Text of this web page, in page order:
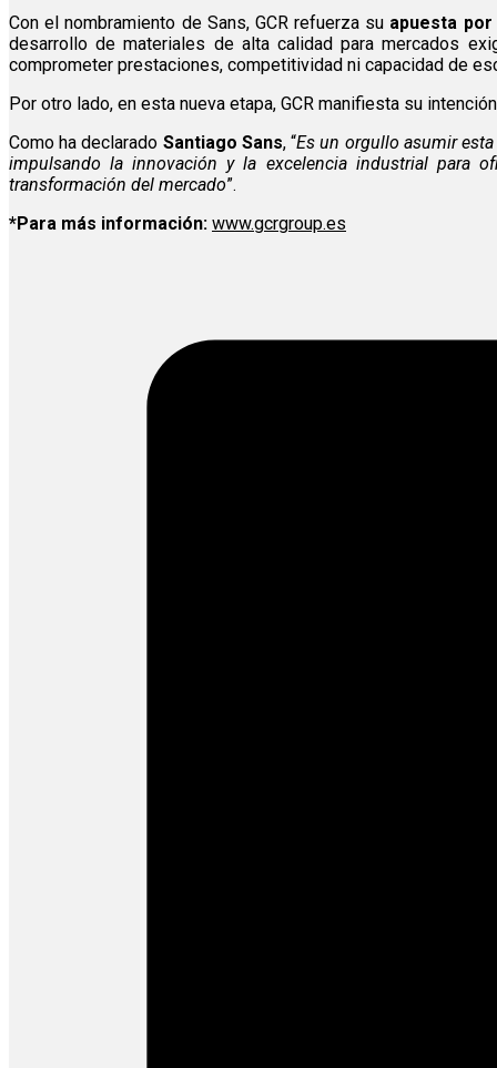
Con el nombramiento de Sans, GCR refuerza su apuesta
desarrollo de materiales de alta calidad para mercados
comprometer prestaciones, competitividad ni capacidad de
Por otro lado, en esta nueva etapa, GCR manifiesta su
Como ha declarado Santiago Sans, “Es un orgullo asumir
impulsando la innovación y la excelencia industrial para
transformación del mercado”.
*Para más información: www.gcrgroup.es